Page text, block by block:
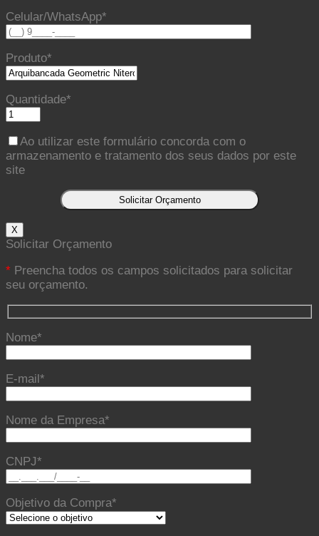
Celular/WhatsApp*
Produto*
Quantidade*
Ao utilizar este formulário concorda com o
armazenamento e tratamento dos seus dados por este
site
X
Solicitar Orçamento
* Preencha todos os campos solicitados para solicitar
seu orçamento.
Nome*
E-mail*
Nome da Empresa*
CNPJ*
Objetivo da Compra*